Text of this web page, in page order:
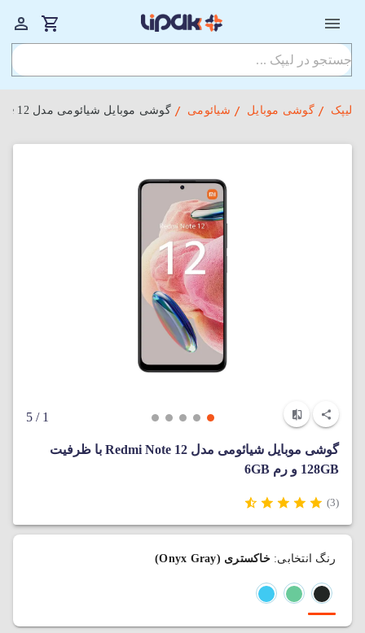
لیپک گوشی موبایل شیائومی گوشی موبایل شیائومی مدل Redmi Note 12 با ظرفیت 128GB و رم 6GB
1
/ 5
گوشی موبایل شیائومی مدل Redmi Note 12 با ظرفیت
128GB و رم 6GB
(3)
رنگ انتخابی:خاکستری (Onyx Gray)